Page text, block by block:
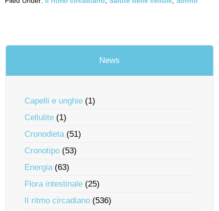
News
Capelli e unghie (1)
Cellulite (1)
Cronodieta(51)
Cronotipo (53)
Energia(63)
Flora intestinale (25)
Il ritmo circadiano (536)